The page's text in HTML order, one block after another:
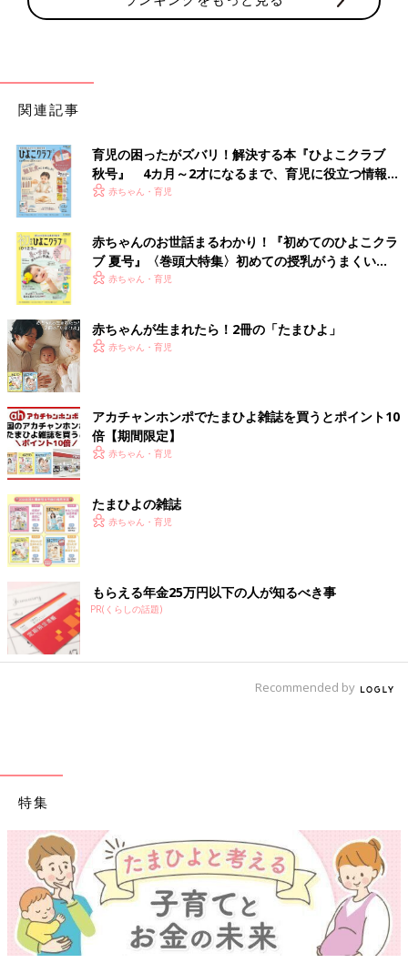
関連記事
育児の困ったがズバリ！解決する本『ひよこクラブ
秋号』 4カ月～2才になるまで、育児に役立つ情報が
いっぱい！
赤ちゃん・育児
赤ちゃんのお世話まるわかり！『初めてのひよこクラ
ブ 夏号』〈巻頭大特集〉初めての授乳がうまくい
く！ おっぱい・ミルクの基本と夏のトラブル 解決テ
赤ちゃん・育児
赤ちゃんが生まれたら！2冊の「たまひよ」
赤ちゃん・育児
アカチャンホンポでたまひよ雑誌を買うとポイント10
倍【期間限定】
赤ちゃん・育児
たまひよの雑誌
赤ちゃん・育児
もらえる年金25万円以下の人が知るべき事
PR(くらしの話題)
Recommended by
特集